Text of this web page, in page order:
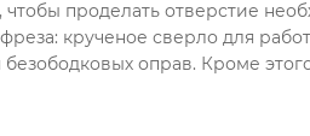
проделать отверстие
крученое сверло для
оправ. Кроме